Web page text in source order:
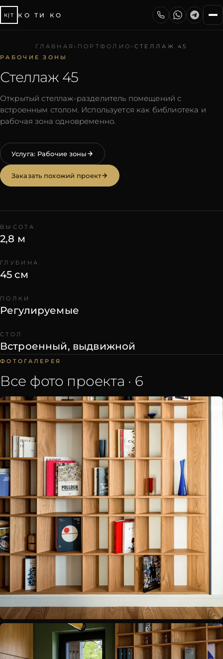
К|Т КО ТИ КО
ГЛАВНАЯ› ПОРТФОЛИО› СТЕЛЛАЖ 45
РАБОЧИЕ ЗОНЫ
Стеллаж 45
Открытый стеллаж-разделитель помещений с
встроенным столом. Используется как библиотека и
рабочая зона одновременно.
Услуга: Рабочие зоны
Заказать похожий проект
ВЫСОТА
2,8 м
ГЛУБИНА
45 см
ПОЛКИ
Регулируемые
СТОЛ
Встроенный, выдвижной
ФОТОГАЛЕРЕЯ
Все фото проекта · 6